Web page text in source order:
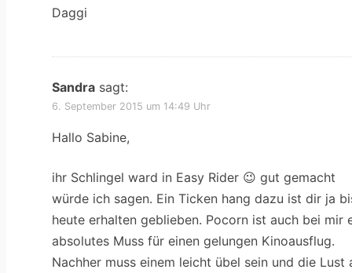
Daggi
Sandra sagt:
6. September 2015 um 14:49 Uhr
Hallo Sabine,
ihr Schlingel ward in Easy Rider 😉 gut gemacht
würde ich sagen. Ein Ticken hang dazu ist dir ja
heute erhalten geblieben. Pocorn ist auch bei mir
absolutes Muss für einen gelungen Kinoausflug.
Nachher muss einem leicht übel sein und die Lust